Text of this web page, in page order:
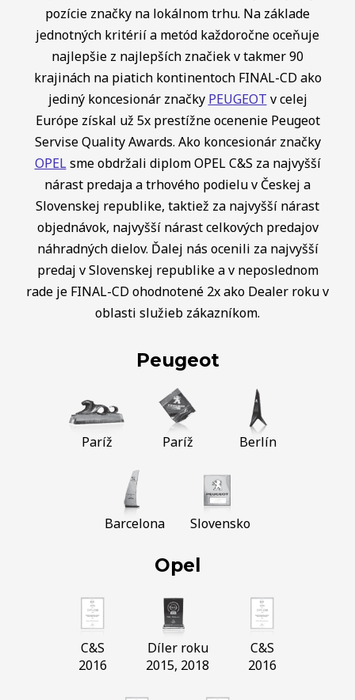
pozície značky na lokálnom trhu. Na základe
jednotných kritérií a metód každoročne oceňuje
najlepšie z najlepších značiek v takmer 90
krajinách na piatich kontinentoch FINAL-CD ako
jediný koncesionár značky PEUGEOT v celej
Európe získal už 5x prestížne ocenenie Peugeot
Servise Quality Awards. Ako koncesionár značky
OPELsme obdržali diplom OPEL C&S za najvyšší
nárast predaja a trhového podielu v Českej a
Slovenskej republike, taktiež za najvyšší nárast
objednávok, najvyšší nárast celkových predajov
náhradných dielov. Ďalej nás ocenili za najvyšší
predaj v Slovenskej republike a v neposlednom
rade je FINAL-CD ohodnotené 2x ako Dealer roku v
oblasti služieb zákazníkom.
Peugeot
Paríž Paríž Berlín
Barcelona Slovensko
Opel
C&S
2016
Díler roku
2015, 2018
C&S
2016